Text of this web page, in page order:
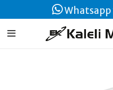
Whatsapp